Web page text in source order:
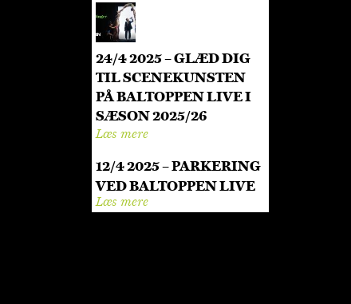
24/4 2025 – GLÆD DIG
TIL SCENEKUNSTEN
PÅ BALTOPPEN LIVE I
SÆSON 2025/26
Læs mere
12/4 2025 – PARKERING
VED BALTOPPEN LIVE
Læs mere